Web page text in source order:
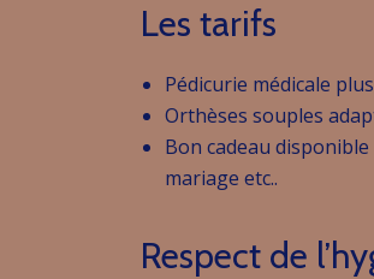
Les tarifs
Pédicurie médicale
Orthèses souples
Bon cadeau disponible
mariage etc..
Respect de